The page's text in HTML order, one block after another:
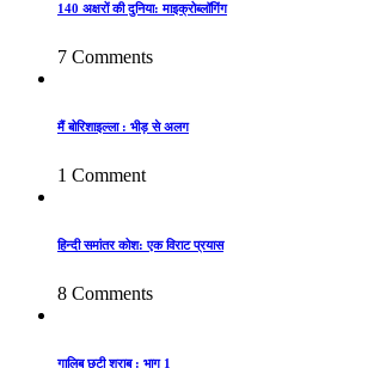
140 अक्षरों की दुनिया: माइक्रोब्लॉगिंग
7 Comments
मैं बोरिशाइल्ला : भीड़ से अलग
1 Comment
हिन्दी समांतर कोश: एक विराट प्रयास
8 Comments
गालिब छुटी शराब : भाग 1